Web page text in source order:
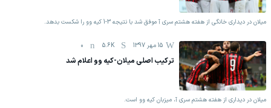
میلان در دیداری خانگی از هفته هشتم سری آ موفق شد با نتیجه 3-1 کیه وو را شکست بدهد.
15 مهر 1397 5.6K
0
ترکیب اصلی میلان-کیه وو اعلام شد
میلان در دیداری از هفته هشتم سری آ، میزبان کیه وو است.